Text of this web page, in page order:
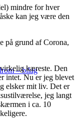
– bilag
mindre for hver
kan jeg være den
på grund af Corona,
kæreste. Den
intet. Nu er jeg blevet
elsker mit liv. Det er
jeg langt
i ca. 10